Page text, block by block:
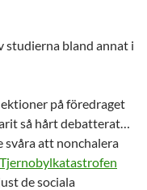
studierna bland annat i
på föredraget
så hårt debatterat…
svåra att nonchalera
Tjernobylkatastrofen
de sociala